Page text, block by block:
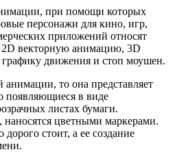
при помощи которых
персонажи для кино, игр,
приложений относят
векторную анимацию, 3D
движения и стоп моушен.
анимации, то она представляет
появляющиеся в виде
листах бумаги.
цветными маркерами.
стоит, а ее создание